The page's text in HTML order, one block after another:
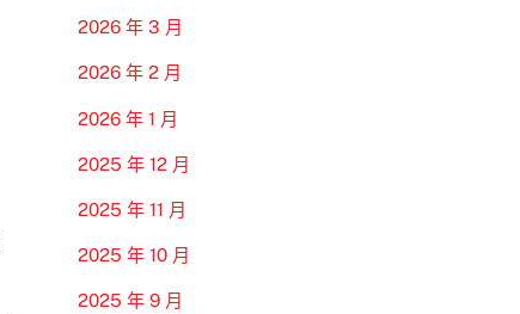
2026 年 3 月
2026 年 2 月
2026 年 1 月
2025 年 12 月
2025 年 11 月
2025 年 10 月
2025 年 9 月